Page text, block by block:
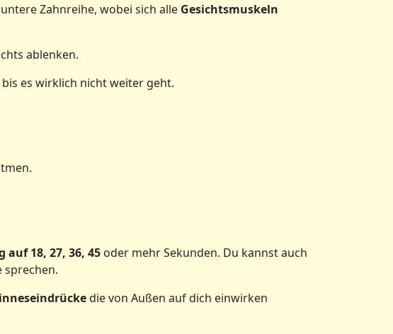
Zahnreihe, wobei sich alle Gesichtsmuskeln
ablenken.
es wirklich nicht weiter geht.
18, 27, 36, 45 oder mehr Sekunden. Du kannst auch
sprechen.
die von Außen auf dich einwirken